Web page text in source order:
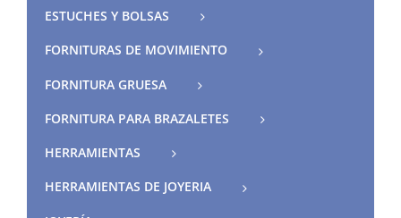
ESTUCHES Y BOLSAS
FORNITURAS DE MOVIMIENTO
FORNITURA GRUESA
FORNITURA PARA BRAZALETES
HERRAMIENTAS
HERRAMIENTAS DE JOYERIA